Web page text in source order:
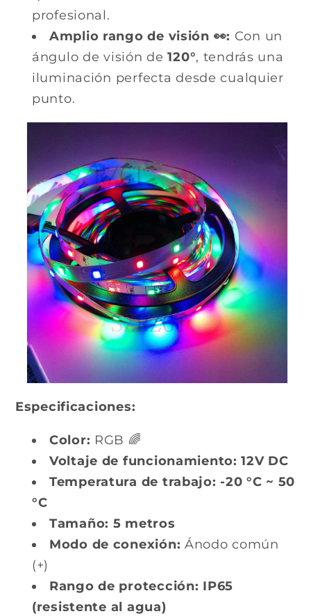
profesional.
Amplio rango de visión 👀: Con un
ángulo de visión de120°, tendrás una
iluminación perfecta desde cualquier
punto.
Especificaciones:
Color: RGB 🌈
Voltaje de funcionamiento: 12V DC
Temperatura de trabajo: -20 °C ~ 50
°C
Tamaño: 5 metros
Modo de conexión: Ánodo común
(+)
Rango de protección: IP65
(resistente al agua)